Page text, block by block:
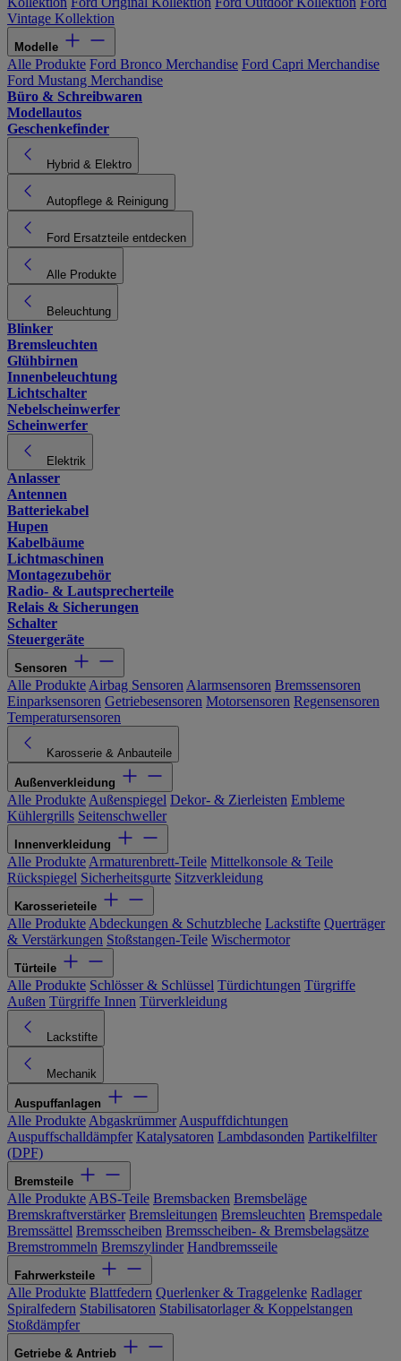
Vintage Kollektion
Modelle
Alle Produkte Ford Bronco Merchandise Ford Capri Merchandise
Ford Mustang Merchandise
Büro & Schreibwaren
Modellautos
Geschenkefinder
Hybrid & Elektro
Autopflege & Reinigung
Ford Ersatzteile entdecken
Alle Produkte
Beleuchtung
Blinker
Bremsleuchten
Glühbirnen
Innenbeleuchtung
Lichtschalter
Nebelscheinwerfer
Scheinwerfer
Elektrik
Anlasser
Antennen
Batteriekabel
Hupen
Kabelbäume
Lichtmaschinen
Montagezubehör
Radio- & Lautsprecherteile
Relais & Sicherungen
Schalter
Steuergeräte
Sensoren
Alle Produkte Airbag Sensoren Alarmsensoren Bremssensoren
Einparksensoren Getriebesensoren Motorsensoren Regensensoren
Temperatursensoren
Karosserie & Anbauteile
Außenverkleidung
Alle Produkte Außenspiegel Dekor- & Zierleisten Embleme
Kühlergrills Seitenschweller
Innenverkleidung
Alle Produkte Armaturenbrett-Teile Mittelkonsole & Teile
Rückspiegel Sicherheitsgurte Sitzverkleidung
Karosserieteile
Alle Produkte Abdeckungen & Schutzbleche Lackstifte Querträger
& Verstärkungen Stoßstangen-Teile Wischermotor
Türteile
Alle Produkte Schlösser & Schlüssel Türdichtungen Türgriffe
Außen Türgriffe Innen Türverkleidung
Lackstifte
Mechanik
Auspuffanlagen
Alle Produkte Abgaskrümmer Auspuffdichtungen
Auspuffschalldämpfer Katalysatoren Lambdasonden Partikelfilter
(DPF)
Bremsteile
Alle Produkte ABS-Teile Bremsbacken Bremsbeläge
Bremskraftverstärker Bremsleitungen Bremsleuchten Bremspedale
Bremssättel Bremsscheiben Bremsscheiben- & Bremsbelagsätze
Bremstrommeln Bremszylinder Handbremsseile
Fahrwerksteile
Alle Produkte Blattfedern Querlenker & Traggelenke Radlager
Spiralfedern Stabilisatoren Stabilisatorlager & Koppelstangen
Stoßdämpfer
Getriebe & Antrieb